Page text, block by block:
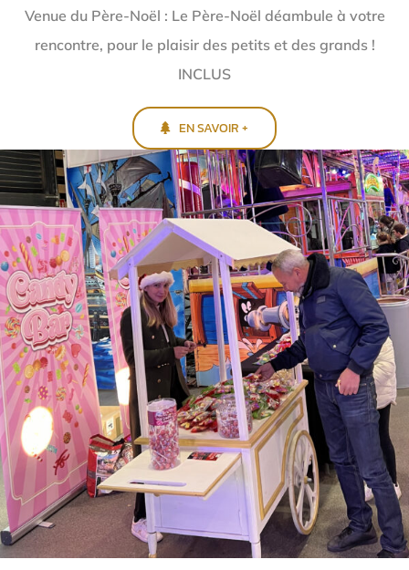
Venue du Père-Noël : Le Père-Noël déambule à votre
rencontre, pour le plaisir des petits et des grands !
INCLUS
EN SAVOIR +